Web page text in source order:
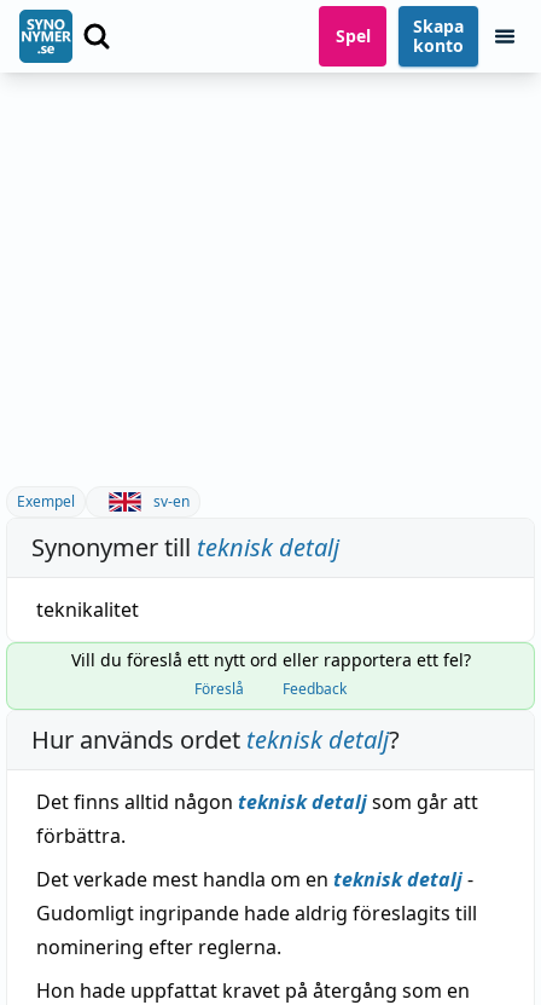
Spel
Skapa
konto
Exempel sv-en
Synonymer till teknisk detalj
teknikalitet
Vill du föreslå ett nytt ord eller rapportera ett fel?
Föreslå Feedback
Hur används ordet teknisk detalj?
Det finns alltid någon teknisk detaljsom går att
förbättra.
Det verkade mest handla om en teknisk detalj-
Gudomligt ingripande hade aldrig föreslagits till
nominering efter reglerna.
Hon hade uppfattat kravet på återgång som en